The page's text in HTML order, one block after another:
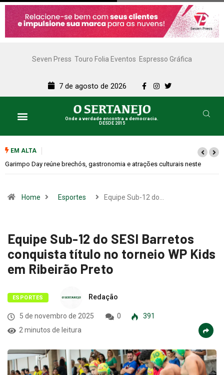
Seven Press Touro Folia Eventos Espresso Gráfica
7 de agosto de 2026
Onde a verdade encontra a democracia.
DESDE 2015
EM ALTA
Bugonia transforma paranoia e conspiração em um suspense
Home Esportes Equipe Sub-12 do…
Equipe Sub-12 do SESI Barretos
conquista título no torneio WP Kids
em Ribeirão Preto
ESPORTES Redação
5 de novembro de 2025 0
391
2 minutos de leitura